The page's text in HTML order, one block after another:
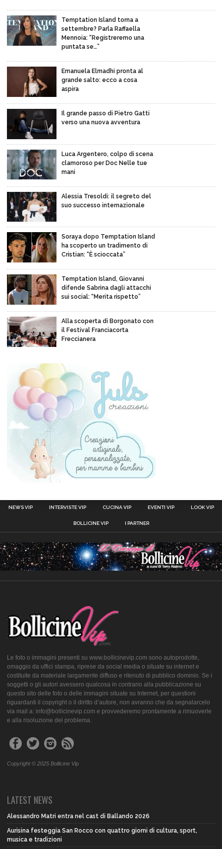
Temptation Island torna a
settembre? Parla Raffaella
Mennoia: “Registreremo una
puntata se…”
Emanuela Elmadhi pronta al
grande salto: ecco a cosa
aspira
Il grande passo di Pietro Gatti
verso una nuova avventura
Luca Argentero, colpo di scena
clamoroso per Doc Nelle tue
mani
Alessia Tresoldi: il segreto del
suo successo internazionale
Soraya dopo Temptation Island
ha scoperto un tradimento di
Cristian: “È scioccata”
Temptation Island, Giovanni
difende Sabrina dagli attacchi
sui social: “Merita rispetto”
Alla scoperta di Borgonato con
il Festival Franciacorta
Freccianera
NEWS VIP INTERVISTE VIP CUCINA VIP EVENTI VIP LOOK VIP
BOLLICINE VIP I PARTNER
Le foto o immagini presenti su www.bollicinevip.com sono autoprodotte,
omaggio da uffici stampa, riprese da social media o situate su internet e
costituite da materiale largamente diffuso e ritenuto di pubblico dominio. Se i
soggetti o gli autori avessero qualcosa in contrario alla pubblicazione su
questo sito delle foto o delle immagini situate su Internet, per questioni
riguardanti il copyright o il diritto d’autore, non avranno che da segnalarcelo
via mail a: info@bollicinevip.com e provvederemo prontamente a rimuoverle
e alla risoluzione del problema.
Copyright © 2025 Bollicine Vip
LATEST NEWS
Alessandro Matri entra nel cast di Ballando 2026
Aurisina festeggia San Rocco con quattro giorni di cultura, sport,
musica e tradizioni